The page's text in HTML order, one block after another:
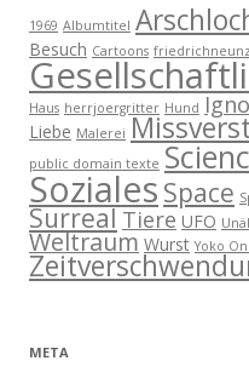
1969 Albumtitel
Besuch Cartoons
Haus herrjoergritter Hund
Liebe Malerei
public domain texte
Soziales Space
Surreal Tiere UFO
Weltraum Wurst Yoko
META